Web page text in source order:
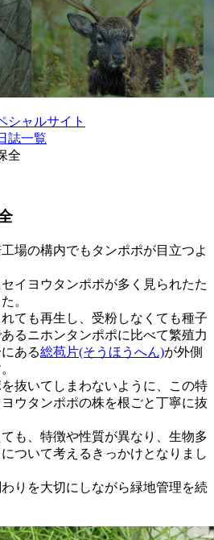
シャルサイト
誌一覧
全
場の構内でもタンポポが目立つよ
イヨウタンポポが多く見られたた
。
ても再生し、受粉しなくても種子
るニホンタンポポに比べて繁殖力
ある総苞片(そうほうへん)が外側
抜いてしまわないように、この特
ウタンポポの株を根ごと丁寧に抜
も、特徴や性質が異なり、生物多
ついて考えるきっかけとなりまし
りを大切にしながら緑地管理を続